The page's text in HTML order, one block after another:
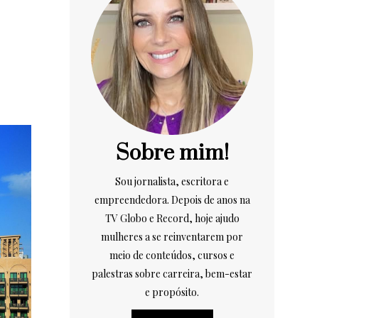
Sobre mim!
Sou jornalista, escritora e
empreendedora. Depois de anos na
TV Globo e Record, hoje ajudo
mulheres a se reinventarem por
meio de conteúdos, cursos e
palestras sobre carreira, bem-estar
e propósito.